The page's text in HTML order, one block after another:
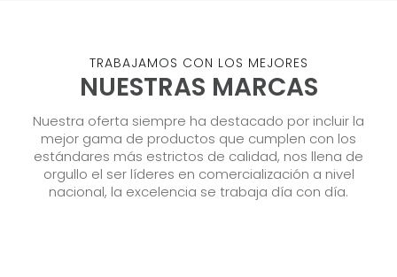
TRABAJAMOS CON LOS MEJORES
NUESTRAS MARCAS
Nuestra oferta siempre ha destacado por incluir la
mejor gama de productos que cumplen con los
estándares más estrictos de calidad, nos llena de
orgullo el ser líderes en comercialización a nivel
nacional, la excelencia se trabaja día con día.